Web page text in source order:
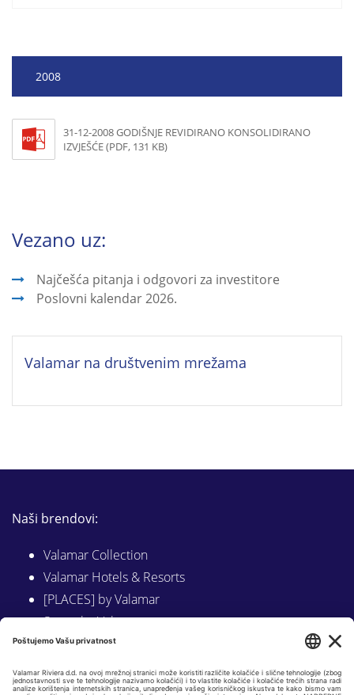
2008
31-12-2008 GODIŠNJE REVIDIRANO KONSOLIDIRANO
IZVJEŠĆE (PDF, 131 KB)
Vezano uz:
Najčešća pitanja i odgovori za investitore
Poslovni kalendar 2026.
Valamar na društvenim mrežama
Naši brendovi:
Valamar Collection
Valamar Hotels & Resorts
[PLACES] by Valamar
Sunny by Valamar
Valamar Camping
Istraži na Valamar.com